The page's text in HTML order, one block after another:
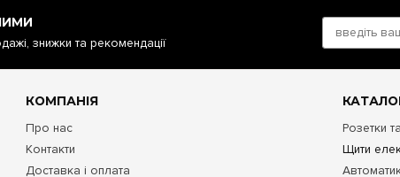
Естетичний кабель-менеджмент та безпека:
яка перебуває в приміщенні, від випадкового дотику до
Продумане введення провідників:
На торцевих поверхнях
Технічні характеристики пластикових щитів
Технічний параметр
мікробокса
Значення для моделей на 11
знижки та рекомендації
КОМПАНІЯ
Про нас
Контакти
Доставка і оплата
Розетки
Щити